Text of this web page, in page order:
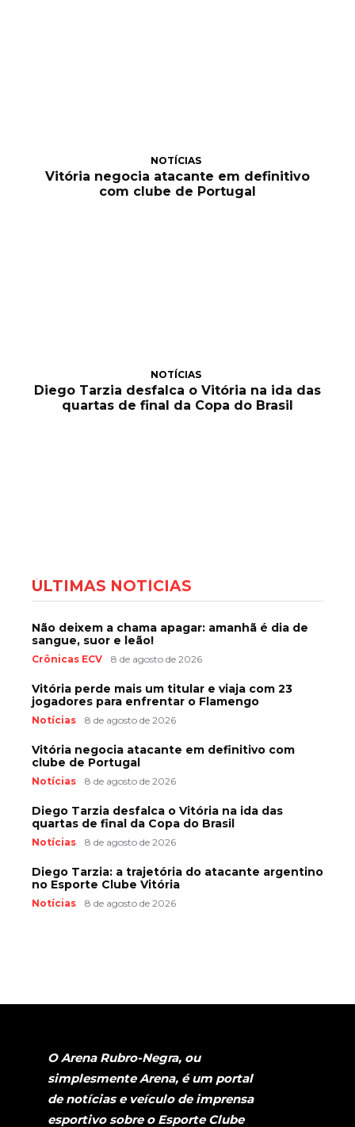
NOTÍCIAS
Vitória negocia atacante em definitivo
com clube de Portugal
NOTÍCIAS
Diego Tarzia desfalca o Vitória na ida das
quartas de final da Copa do Brasil
ÚLTIMAS NOTÍCIAS
Não deixem a chama apagar: amanhã é dia de
sangue, suor e leão!
Crônicas ECV 8 de agosto de 2026
Vitória perde mais um titular e viaja com 23
jogadores para enfrentar o Flamengo
Notícias 8 de agosto de 2026
Vitória negocia atacante em definitivo com
clube de Portugal
Notícias 8 de agosto de 2026
Diego Tarzia desfalca o Vitória na ida das
quartas de final da Copa do Brasil
Notícias 8 de agosto de 2026
Diego Tarzia: a trajetória do atacante argentino
no Esporte Clube Vitória
Notícias 8 de agosto de 2026
O Arena Rubro-Negra, ou
simplesmente Arena, é um portal
de notícias e veículo de imprensa
esportivo sobre o Esporte Clube